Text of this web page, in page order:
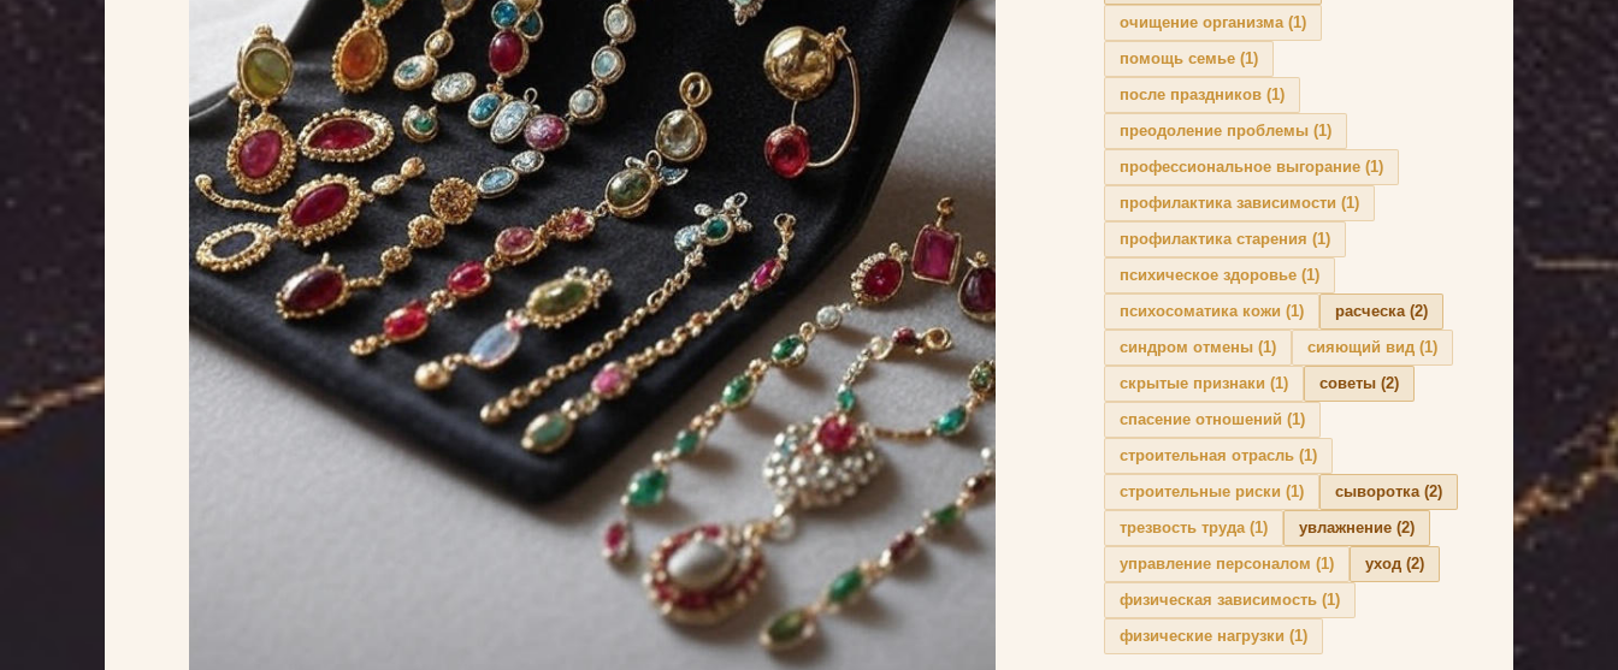
очищение организма(1)
помощь семье (1)
после праздников (1)
преодоление проблемы (1)
профессиональное выгорание (1)
профилактика зависимости (1)
профилактика старения (1)
психическое здоровье (1)
психосоматика кожи (1) расческа(2)
синдром отмены (1) сияющий вид (1)
скрытые признаки (1) советы (2)
спасение отношений (1)
строительная отрасль (1)
строительные риски (1) сыворотка(2)
трезвость труда(1) увлажнение (2)
управление персоналом (1) уход (2)
физическая зависимость (1)
физические нагрузки (1)